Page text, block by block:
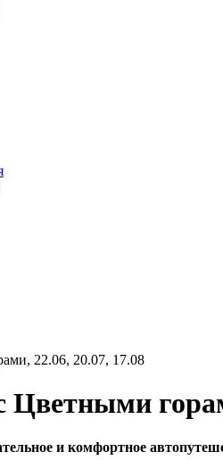
22.06, 20.07, 17.08
и комфортное